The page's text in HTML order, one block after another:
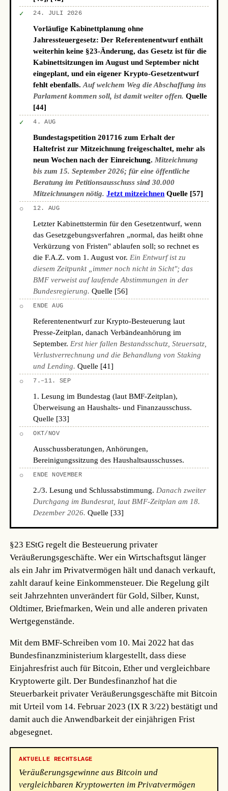
✓ 24. JULI 2026
Vorläufige Kabinettplanung ohne
Jahressteuergesetz: Der Referentenentwurf enthält
weiterhin keine §23-Änderung, das Gesetz ist für die
Kabinettsitzungen im August und September nicht
eingeplant, und ein eigener Krypto-Gesetzentwurf
fehlt ebenfalls.Auf welchem Weg die Abschaffung ins
Parlament kommen soll, ist damit weiter offen. Quelle
[44]
✓ 4. AUG
Bundestagspetition 201716 zum Erhalt der
Haltefrist zur Mitzeichnung freigeschaltet, mehr als
neun Wochen nach der Einreichung. Mitzeichnung
bis zum 15. September 2026; für eine öffentliche
Beratung im Petitionsausschuss sind 30.000
Mitzeichnungen nötig. Jetzt mitzeichnen Quelle [57]
○ 12. AUG
Letzter Kabinettstermin für den Gesetzentwurf, wenn
das Gesetzgebungsverfahren „normal, das heißt ohne
Verkürzung von Fristen" ablaufen soll; so rechnet es
die F.A.Z. vom 1. August vor. Ein Entwurf ist zu
diesem Zeitpunkt „immer noch nicht in Sicht"; das
BMF verweist auf laufende Abstimmungen in der
Bundesregierung. Quelle [56]
○ ENDE AUG
Referentenentwurf zur Krypto-Besteuerung laut
Presse-Zeitplan, danach Verbändeanhörung im
September. Erst hier fallen Bestandsschutz, Steuersatz,
Verlustverrechnung und die Behandlung von Staking
und Lending. Quelle [41]
○ 7.–11. SEP
1. Lesung im Bundestag (laut BMF-Zeitplan),
Überweisung an Haushalts- und Finanzausschuss.
Quelle [33]
○ OKT/NOV
Ausschussberatungen, Anhörungen,
Bereinigungssitzung des Haushaltsausschusses.
○ ENDE NOVEMBER
2./3. Lesung und Schlussabstimmung. Danach zweiter
Durchgang im Bundesrat, laut BMF-Zeitplan am 18.
Dezember 2026. Quelle [33]
§23 EStG regelt die Besteuerung privater
Veräußerungsgeschäfte. Wer ein Wirtschaftsgut länger
als ein Jahr im Privatvermögen hält und danach verkauft,
zahlt darauf keine Einkommensteuer. Die Regelung gilt
seit Jahrzehnten unverändert für Gold, Silber, Kunst,
Oldtimer, Briefmarken, Wein und alle anderen privaten
Wertgegenstände.
Mit dem BMF-Schreiben vom 10. Mai 2022 hat das
Bundesfinanzministerium klargestellt, dass diese
Einjahresfrist auch für Bitcoin, Ether und vergleichbare
Kryptowerte gilt. Der Bundesfinanzhof hat die
Steuerbarkeit privater Veräußerungsgeschäfte mit Bitcoin
mit Urteil vom 14. Februar 2023 (IX R 3/22) bestätigt und
damit auch die Anwendbarkeit der einjährigen Frist
abgesegnet.
AKTUELLE RECHTSLAGE
Veräußerungsgewinne aus Bitcoin und
vergleichbaren Kryptowerten im Privatvermögen